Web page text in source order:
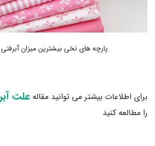
پارچه های نخی بیشترین میزان آبرفتی
برای اطلاعات بیشتر می توانید مقاله علت
را مطالعه کنید